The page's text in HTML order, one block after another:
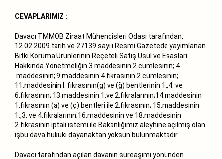
CEVAPLARIMIZ :
Davacı TMMOB Ziraat Mühendisleri Odası tarafından,
12.02.2009 tarih ve 27139 sayılı Resmi Gazetede yayımlanan
Bitki Koruma Ürünlerinin Reçeteli Satış Usul ve Esasları
Hakkında Yönetmeliğin 3.maddesinin 2.cümlesinin; 4
.maddesinin; 9.maddesinin 4.fıkrasının 2.cümlesinin;
11.maddesinin l. fıkrasının(g) ve (ğ) bentlerinin 1.,4. ve
6.fıkrasının; 13.maddesinin 1.ve 2.fıkralarının;14.maddesinin
1.fıkrasının (a) ve (ç) bentleri ile 2.fıkrasının; 15.maddesinin
1.,3. ve 4.fıkralarının;16.maddesinin ve 18.maddesinin
2.fıkrasının iptali istemi ile Bakanlığımız aleyhine açılmış olan
işbu dava hukuki dayanaktan yoksun bulunmaktadır.
Davacı tarafından açılan davanın süreaşımı yönünden